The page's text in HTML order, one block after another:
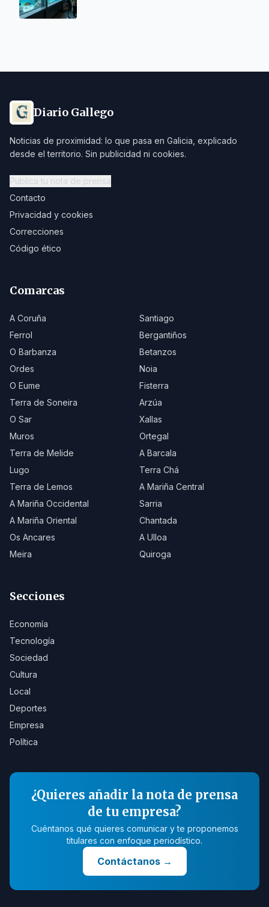
Diario Gallego
Noticias de proximidad: lo que pasa en Galicia, explicado
desde el territorio. Sin publicidad ni cookies.
Publica tu nota de prensa
Contacto
Privacidad y cookies
Correcciones
Código ético
Comarcas
A Coruña
Santiago
Ferrol
Bergantiños
O Barbanza
Betanzos
Ordes
Noia
O Eume
Fisterra
Terra de Soneira
Arzúa
O Sar
Xallas
Muros
Ortegal
Terra de Melide
A Barcala
Lugo
Terra Chá
Terra de Lemos
A Mariña Central
A Mariña Occidental
Sarria
A Mariña Oriental
Chantada
Os Ancares
A Ulloa
Meira
Quiroga
Secciones
Economía
Tecnología
Sociedad
Cultura
Local
Deportes
Empresa
Política
¿Quieres añadir la nota de prensa
de tu empresa?
Cuéntanos qué quieres comunicar y te proponemos
titulares con enfoque periodístico.
Contáctanos→